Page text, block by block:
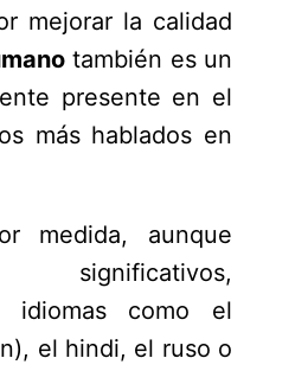
mejorar la calidad
también es un
presente en el
más hablados en
medida, aunque
significativos,
idiomas como el
el hindi, el ruso o